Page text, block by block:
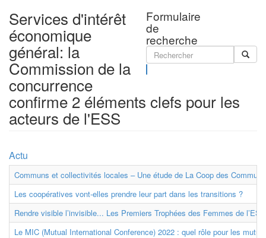
Formulaire
de
recherche
Services d'intérêt
économique
général: la
Commission de la
concurrence
confirme 2 éléments clefs pour les
acteurs de l'ESS
Actu
Communs et collectivités locales – Une étude de La Coop des
Les coopératives vont-elles prendre leur part dans les transitions ?
Rendre visible l’invisible... Les Premiers Trophées des Femmes de
Le MIC (Mutual International Conference) 2022 : quel rôle pour les